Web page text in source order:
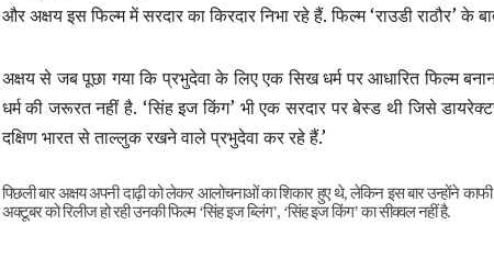
और अक्षय इस फिल्म में सरदार का किरदार निभा रहे हैं. फिल्म ‘राउडी राठौर’
अक्षय से जब पूछा गया कि प्रभुदेवा के लिए एक सिख धर्म पर आधारित फिल्म
धर्म की जरूरत नहीं है. ‘सिंह इज किंग’ भी एक सरदार पर बेस्ड थी जिसे
दक्षिण भारत से ताल्लुक रखने वाले प्रभुदेवा कर रहे हैं.’
पिछली बार अक्षय अपनी दाढ़ी को लेकर आलोचनाओं का शिकार हुए थे, लेकिन इस बार उन्होंने काफी
अक्टूबर को रिलीज हो रही उनकी फिल्म ‘सिंह इज ब्लिंग’, ‘सिंह इज किंग’ का सीक्वल नहीं है.